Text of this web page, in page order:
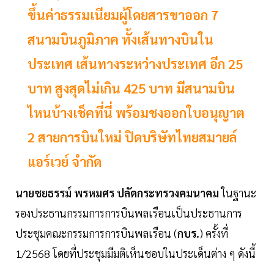
ขึ้นค่าธรรมเนียมผู้โดยสารขาออก 7
สนามบินภูมิภาค ทั้งเส้นทางบินใน
ประเทศ เส้นทางระหว่างประเทศ อีก 25
บาท สูงสุดไม่เกิน 425 บาท มีสนามบิน
ไหนบ้างเช็คที่นี่ พร้อมชงออกใบอนุญาต
2 สายการบินใหม่ ปิดบริษัทไทยสมายล์
แอร์เวย์ จำกัด
นายชยธรรม์ พรหมศร ปลัดกระทรวงคมนาคมในฐานะ
รองประธานกรรมการการบินพลเรือนเป็นประธานการ
ประชุมคณะกรรมการการบินพลเรือน (กบร.) ครั้งที่
1/2568 โดยที่ประชุมมีมติเห็นชอบในประเด็นต่าง ๆ ดังนี้